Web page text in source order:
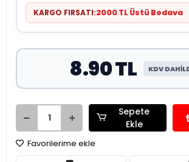
KARGO FIRSATI:2000 TL Üstü Bedava
8.90 TL KDV
Sepete
Ekle
Favorilerime ekle